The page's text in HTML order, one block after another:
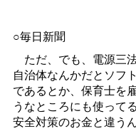
○毎日新聞
ただ、でも、電源三
自治体なんかだとソフ
であるとか、保育士を
うなところにも使って
安全対策のお金と違う